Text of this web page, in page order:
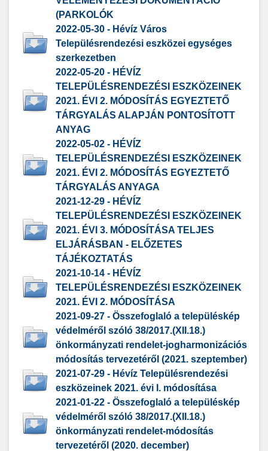
(PARKOLÓK
2022-05-30 - Hévíz Város
Településrendezési eszközei egységes
szerkezetben
2022-05-20 - HÉVÍZ
TELEPÜLÉSRENDEZÉSI ESZKÖZEINEK
2021. ÉVI 2. MÓDOSÍTÁS EGYEZTETŐ
TÁRGYALÁS ALAPJÁN PONTOSÍTOTT
ANYAG
2022-05-02 - HÉVÍZ
TELEPÜLÉSRENDEZÉSI ESZKÖZEINEK
2021. ÉVI 2. MÓDOSÍTÁS EGYEZTETŐ
TÁRGYALÁS ANYAGA
2021-12-29 - HÉVÍZ
TELEPÜLÉSRENDEZÉSI ESZKÖZEINEK
2021. ÉVI 3. MÓDOSÍTÁSA TELJES
ELJÁRÁSBAN - ELŐZETES
TÁJÉKOZTATÁS
2021-10-14 - HÉVÍZ
TELEPÜLÉSRENDEZÉSI ESZKÖZEINEK
2021. ÉVI 2. MÓDOSÍTÁSA
2021-09-27 - Összefoglaló a településkép
védelméről szóló 38/2017.(XII.18.)
önkormányzati rendelet-jogharmonizációs
módosítás tervezetéről (2021. szeptember)
2021-07-29 - Hévíz Településrendezési
eszközeinek 2021. évi I. módosítása
2021-01-22 - Összefoglaló a településkép
védelméről szóló 38/2017.(XII.18.)
önkormányzati rendelet-módosítás
tervezetéről (2020. december)